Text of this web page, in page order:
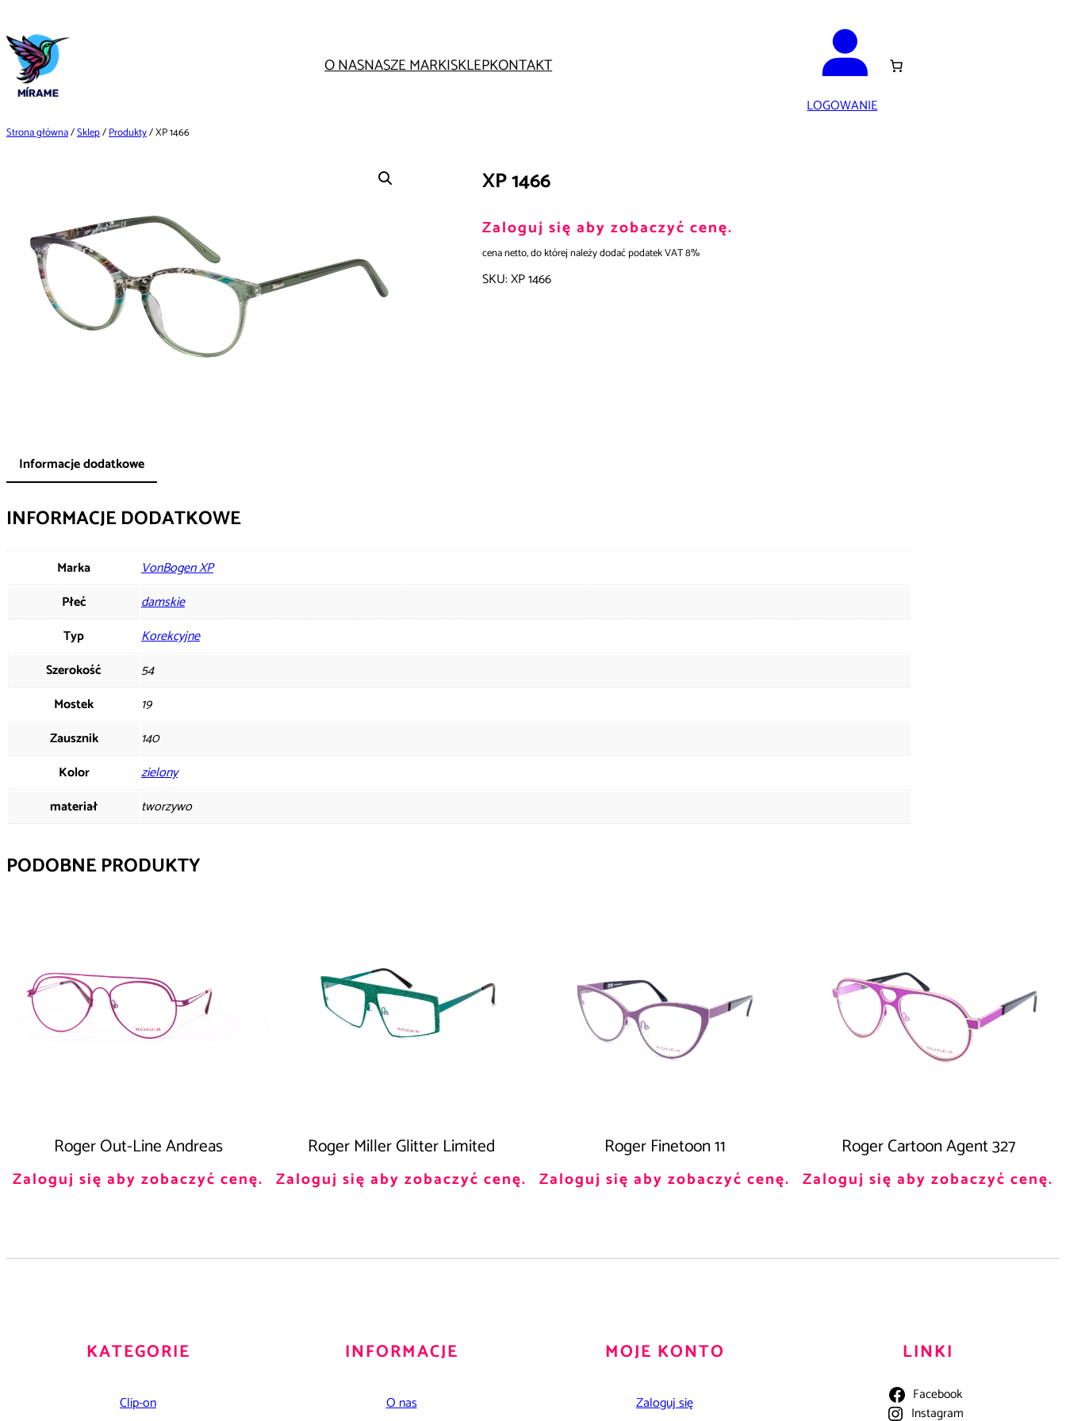
do
treści
O NASNASZE MARKISKLEPKONTAKT
LOGOWANIE
Strona główna/Sklep/Produkty/ XP 1466
XP 1466
Zaloguj się aby zobaczyć cenę.
cena netto, do której należy dodać podatek VAT 8%
SKU:XP 1466
Informacje dodatkowe
INFORMACJE DODATKOWE
Marka
VonBogen XP
Płeć
damskie
Typ
Korekcyjne
Szerokość
54
Mostek
19
Zausznik
140
Kolor
zielony
materiał
tworzywo
PODOBNE PRODUKTY
Roger Out-Line Andreas
Zaloguj się aby zobaczyć cenę.
Roger Miller Glitter Limited
Zaloguj się aby zobaczyć cenę.
Roger Finetoon 11
Zaloguj się aby zobaczyć cenę.
Roger Cartoon Agent 327
Zaloguj się aby zobaczyć cenę.
KATEGORIE
Clip-on
INFORMACJE
O nas
MOJE KONTO
Zaloguj się
LINKI
Facebook
Instagram